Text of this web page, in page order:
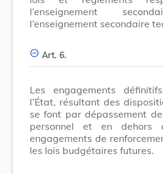
l’enseignement
l’enseignement secondaire
Art. 6.
Les engagements
l’État, résultant des
se font par dépassement
personnel et en dehors
engagements de
les lois budgétaires futures.